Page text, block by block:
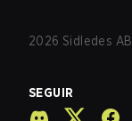
2026 Sidledes
SEGUIR